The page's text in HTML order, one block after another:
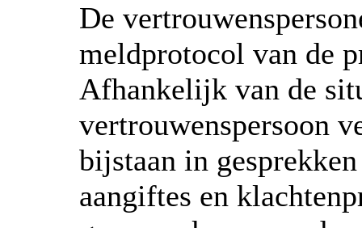
De
meldprotocol van de
Afhankelijk van de
vertrouwenspersoon
bijstaan in
aangiftes en